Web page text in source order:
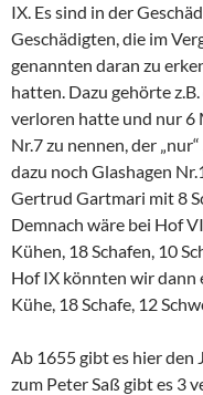
IX. Es sind in der
Geschädigten, die im
genannten daran zu
hatten. Dazu gehörte
verloren hatte und nur 6
Nr.7 zu nennen, der
dazu noch Glashagen
Gertrud Gartmari mit 8
Demnach wäre bei Hof
Kühen, 18 Schafen, 10
Hof IX könnten wir dann
Kühe, 18 Schafe, 12
Ab 1655 gibt es hier den
zum Peter Saß gibt es 3